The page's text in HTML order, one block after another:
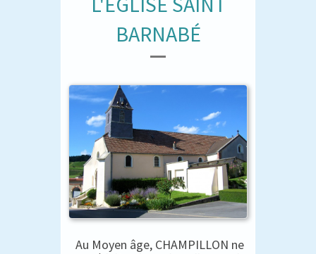
BARNABÉ
Au Moyen âge, CHAMPILLON ne